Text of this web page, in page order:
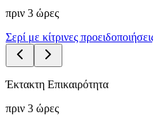
πριν 3 ώρες
Σερί με κίτρινες
Έκτακτη Επικαιρότητα
πριν 3 ώρες